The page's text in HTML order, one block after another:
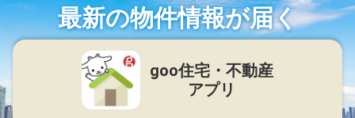
最新の物件情報が届く
goo住宅・不動産
アプリ